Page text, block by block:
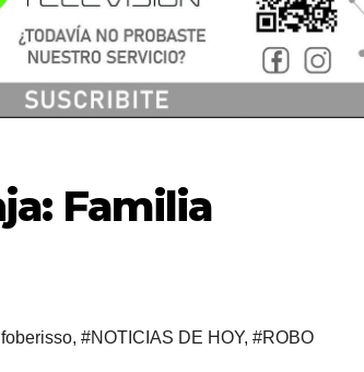
Familia
, #NOTICIAS DE HOY, #ROBO